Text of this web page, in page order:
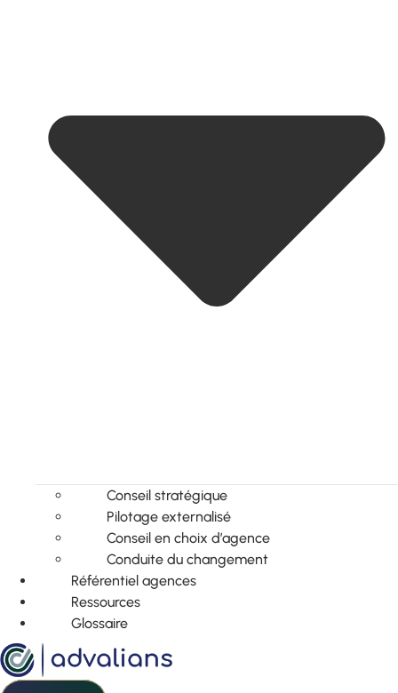
Conseil stratégique
Pilotage externalisé
Conseil en choix d’agence
Conduite du changement
Référentiel agences
Ressources
Glossaire